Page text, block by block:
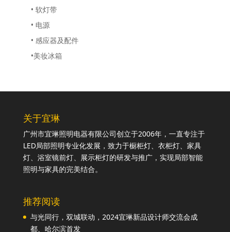
• 软灯带
• 电源
• 感应器及配件
•美妆冰箱
关于宜琳
广州市宜琳照明电器有限公司创立于2006年，一直专注于
LED局部照明专业化发展，致力于橱柜灯、衣柜灯、家具
灯、浴室镜前灯、展示柜灯的研发与推广，实现局部智能
照明与家具的完美结合。
推荐阅读
与光同行，双城联动，2024宜琳新品设计师交流会成
都、哈尔滨首发